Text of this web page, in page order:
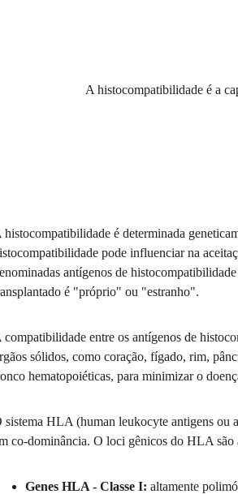
são as
especialidades
A histocompatibilidade é a
histocompatibilidade é determinada
pode influenciar na
antígenos de
é "próprio" ou "estranho".
compatibilidade entre os antígenos de
sólidos, como coração, fígado, rim,
hematopoiéticas, para minimizar o
sistema HLA (human leukocyte antigens ou
co-dominância. O loci gênicos do HLA são
Genes HLA - Classe I: altamente